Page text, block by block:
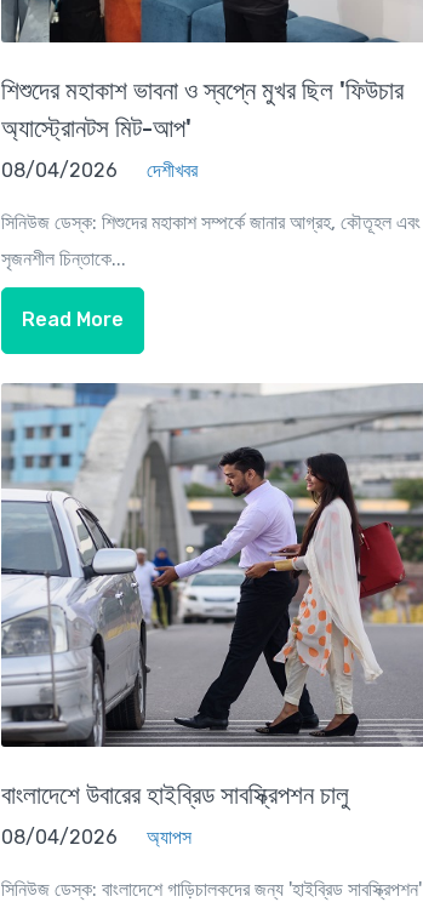
শিশুদের মহাকাশ ভাবনা ও স্বপ্নে মুখর ছিল 'ফিউচার
অ্যাস্ট্রোনটস মিট-আপ'
08/04/2026 দেশীখবর
সিনিউজ ডেস্ক: শিশুদের মহাকাশ সম্পর্কে জানার আগ্রহ, কৌতূহল এবং
সৃজনশীল চিন্তাকে...
Read More
বাংলাদেশে উবারের হাইব্রিড সাবস্ক্রিপশন চালু
08/04/2026 অ্যাপস
সিনিউজ ডেস্ক: বাংলাদেশে গাড়িচালকদের জন্য 'হাইব্রিড সাবস্ক্রিপশন'